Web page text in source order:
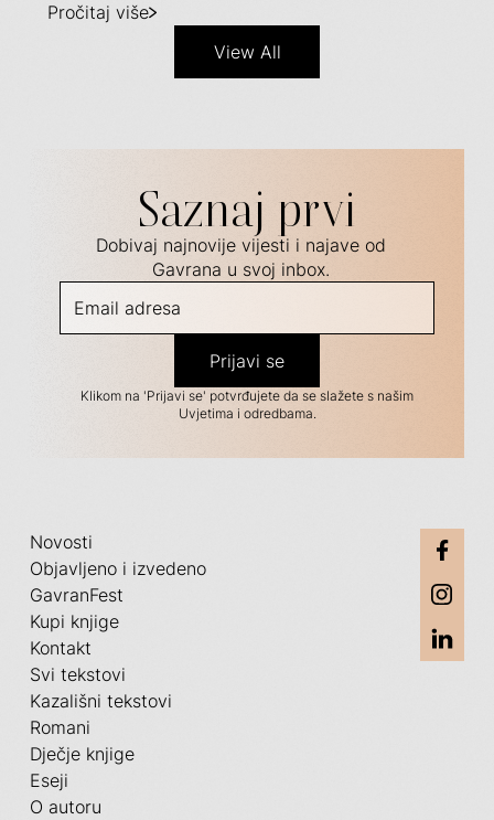
Pročitaj više
View All
Saznaj prvi
Dobivaj najnovije vijesti i najave od
Gavrana u svoj inbox.
Klikom na 'Prijavi se' potvrđujete da se slažete s našim
Uvjetima i odredbama.
Novosti
Objavljeno i izvedeno
GavranFest
Kupi knjige
Kontakt
Svi tekstovi
Kazališni tekstovi
Romani
Dječje knjige
Eseji
O autoru